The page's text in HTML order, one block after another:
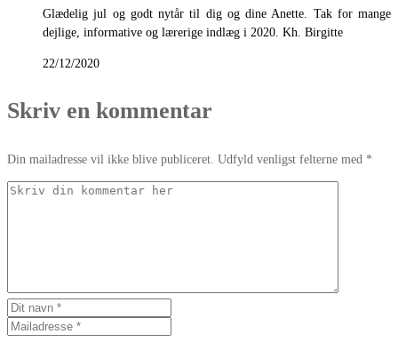
Glædelig jul og godt nytår til dig og dine Anette. Tak for mange
dejlige, informative og lærerige indlæg i 2020. Kh. Birgitte
22/12/2020
Skriv en kommentar
Din mailadresse vil ikke blive publiceret. Udfyld venligst felterne med *